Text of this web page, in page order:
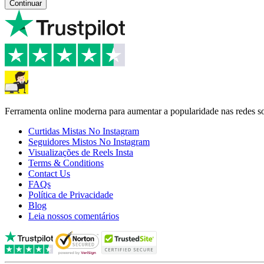
Continuar
Ferramenta online moderna para aumentar a popularidade nas redes
Curtidas Mistas No Instagram
Seguidores Mistos No Instagram
Visualizações de Reels Insta
Terms & Conditions
Contact Us
FAQs
Política de Privacidade
Blog
Leia nossos comentários